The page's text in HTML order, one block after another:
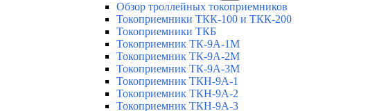
Обзор троллейных токоприемников
Токоприемники ТКК-100 и ТКК-200
Токоприемники ТКБ
Токоприемник ТК-9А-1М
Токоприемник ТК-9А-2М
Токоприемник ТК-9А-3М
Токоприемник ТКН-9А-1
Токоприемник ТКН-9А-2
Токоприемник ТКН-9А-3